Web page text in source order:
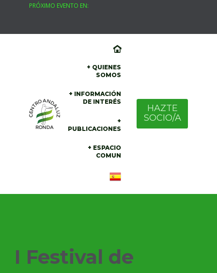
PRÓXIMO EVENTO EN:
+ QUIENES
SOMOS
+ INFORMACIÓN
DE INTERÉS
+
PUBLICACIONES
+ ESPACIO
COMUN
HAZTE
SOCIO/A
I Festival de